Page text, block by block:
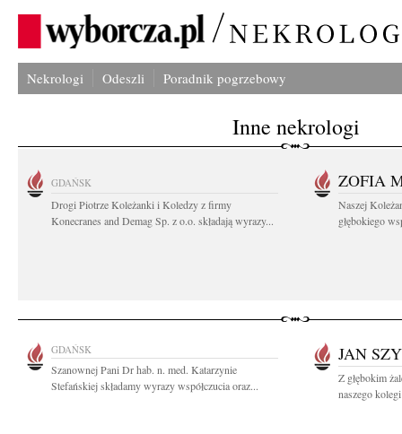
Nekrologi Odeszli Poradnik pogrzebowy
Inne nekrologi
GDAŃSK
Drogi Piotrze Koleżanki i Koledzy z firmy
Konecranes and Demag Sp. z o.o. składają wyrazy...
ZOFIA
Naszej
głębokiego
GDAŃSK
Szanownej Pani Dr hab. n. med. Katarzynie
Stefańskiej składamy wyrazy współczucia oraz...
JAN
Z głębokim
naszego